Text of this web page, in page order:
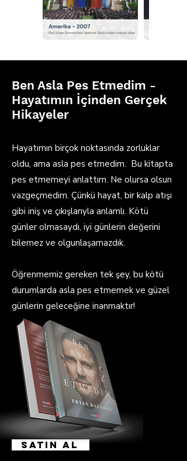
Ben Asla Pes Etmedim -
Hayatımın İçinden Gerçek
Hikayeler
Hayatımın birçok noktasında zorluklar
oldu, ama asla pes etmedim. Bu kitapta
pes etmemeyi anlattım. Ne olursa olsun
vazgeçmedim. Çünkü hayat, bir kalp atışı
gibi iniş ve çıkışlarıyla anlamlı. Kötü
günler olmasaydı, iyi günlerin değerini
bilemez ve olgunlaşamazdık.
Öğrenmemiz gereken tek şey, bu kötü
durumlarda asla pes etmemek ve güzel
günlerin geleceğine inanmaktır!
Satın AL